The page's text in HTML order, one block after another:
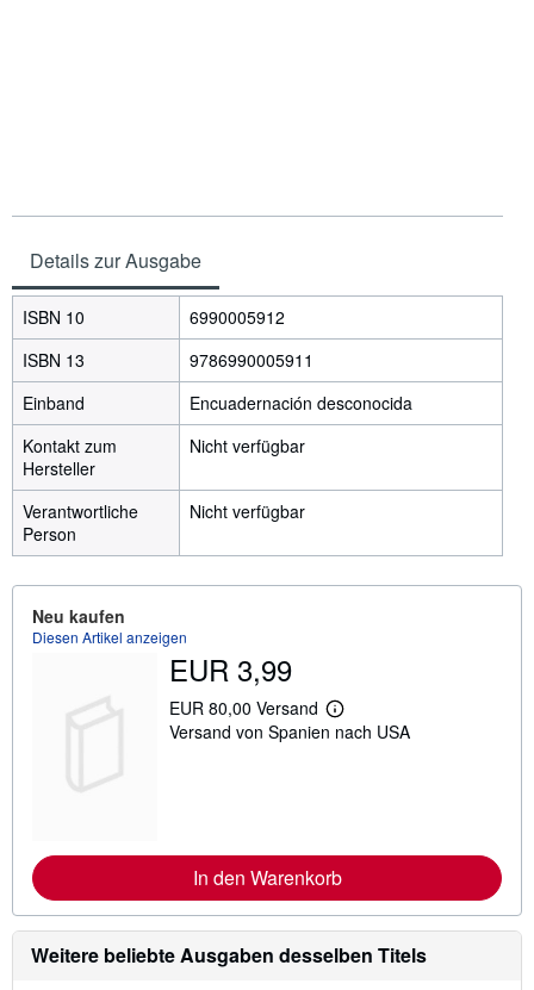
Details zur Ausgabe
ISBN 10
6990005912
ISBN 13
9786990005911
Einband
Encuadernación desconocida
Kontakt zum
Hersteller
Nicht verfügbar
Verantwortliche
Person
Nicht verfügbar
Neu kaufen
Diesen Artikel anzeigen
EUR 3,99
EUR 80,00 Versand
W
e
n
f
r
m
a
t
Versand von Spanien nach USA
In den Warenkorb
Weitere beliebte Ausgaben desselben Titels